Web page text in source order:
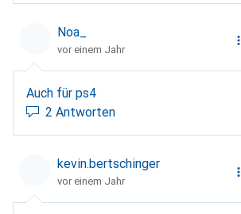
Tischstärke des Songmics Pimo
daher nicht sicher zu sagen. Es
Befestigungsmechanismen des
Massen und der Bauweise des
Tisches zu vergleichen oder direkt
Noa_
vor einem Jahr
Auch für ps4
2 Antworten
kevin.bertschinger
vor einem Jahr